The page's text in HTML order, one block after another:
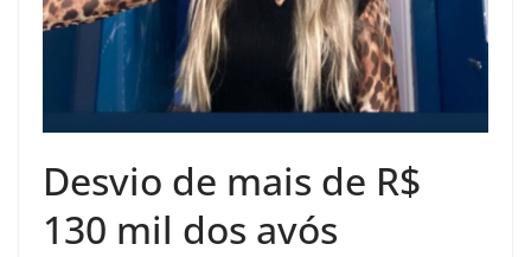
Desvio de mais de R$
130 mil dos avós